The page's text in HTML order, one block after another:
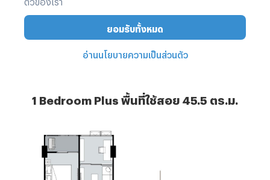
1 Bedroom Plus พื้นที่ใช้สอย 45.5 ตร.ม.